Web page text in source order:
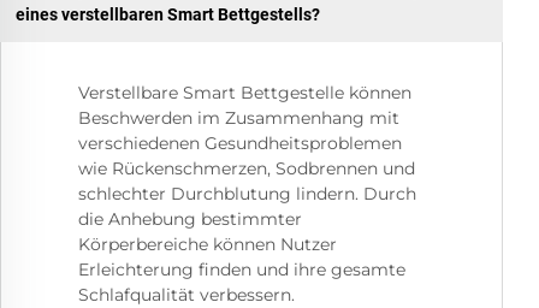
eines verstellbaren Smart Bettgestells?
Verstellbare Smart Bettgestelle können
Beschwerden im Zusammenhang mit
verschiedenen Gesundheitsproblemen
wie Rückenschmerzen, Sodbrennen und
schlechter Durchblutung lindern. Durch
die Anhebung bestimmter
Körperbereiche können Nutzer
Erleichterung finden und ihre gesamte
Schlafqualität verbessern.